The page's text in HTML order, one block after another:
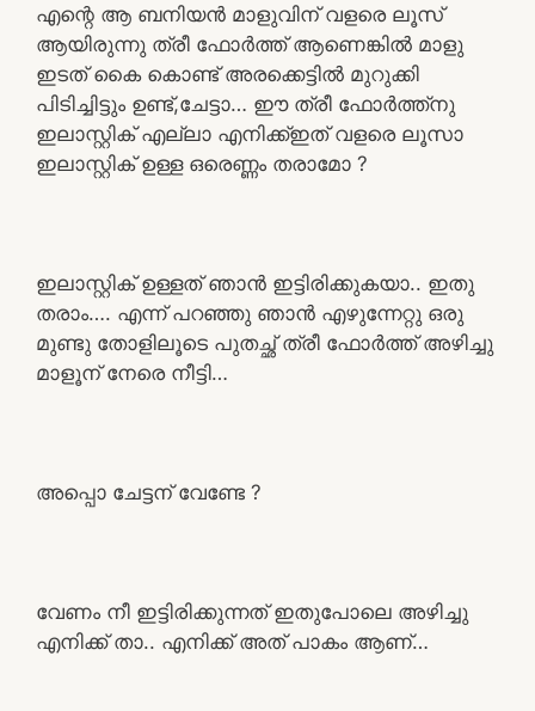
എന്റെ ആ ബനിയൻ മാളുവിന്‌ വളരെ ലൂസ്
ആയിരുന്നു ത്രീ ഫോർത്ത് ആണെങ്കിൽ മാളു
ഇടത് കൈ കൊണ്ട് അരക്കെട്ടിൽ മുറുക്കി
പിടിച്ചിട്ടും ഉണ്ട്,ചേട്ടാ… ഈ ത്രീ ഫോർത്ത്നു
ഇലാസ്റ്റിക് എല്ലാ എനിക്ക്ഇത് വളരെ ലൂസാ
ഇലാസ്റ്റിക് ഉള്ള ഒരെണ്ണം തരാമോ ?
ഇലാസ്റ്റിക് ഉള്ളത് ഞാൻ ഇട്ടിരിക്കുകയാ.. ഇതു
തരാം…. എന്ന് പറഞ്ഞു ഞാൻ എഴുന്നേറ്റു ഒരു
മുണ്ടു തോളിലൂടെ പുതച്ഛ് ത്രീ ഫോർത്ത് അഴിച്ചു
മാളൂന് നേരെ നീട്ടി…
അപ്പൊ ചേട്ടന് വേണ്ടേ ?
വേണം നീ ഇട്ടിരിക്കുന്നത് ഇതുപോലെ അഴിച്ചു
എനിക്ക് താ.. എനിക്ക് അത് പാകം ആണ്…